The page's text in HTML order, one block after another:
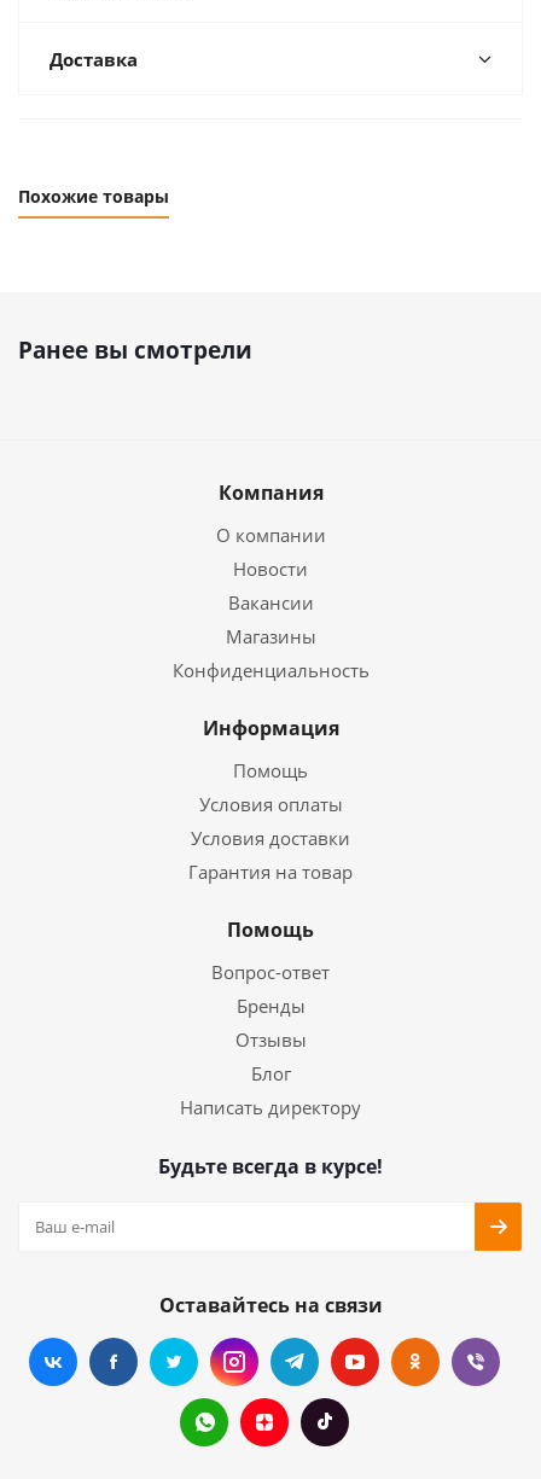
Доставка
Похожие товары
Ранее вы смотрели
Компания
О компании
Новости
Вакансии
Магазины
Конфиденциальность
Информация
Помощь
Условия оплаты
Условия доставки
Гарантия на товар
Помощь
Вопрос-ответ
Бренды
Отзывы
Блог
Написать директору
Будьте всегда в курсе!
Оставайтесь на связи